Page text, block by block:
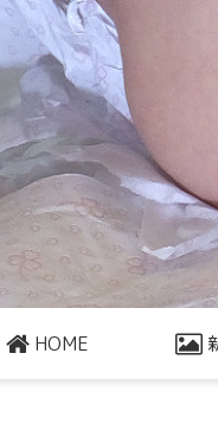
HOME